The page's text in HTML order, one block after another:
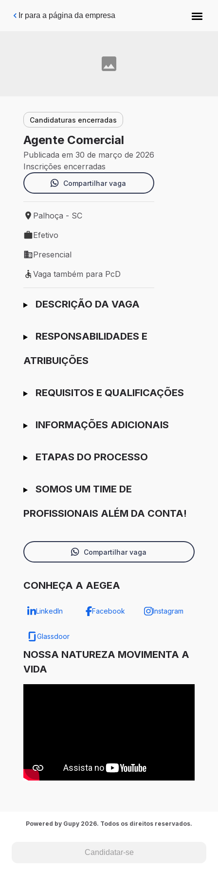
Pular para o conteúdo principal
Ir para a página da empresa
Candidaturas encerradas
Agente Comercial
Publicada em 30 de março de 2026
Inscrições encerradas
Compartilhar vaga
Local de trabalho: Palhoça - SC
Palhoça - SC
Tipo de vaga: Efetivo
Efetivo
Modelo de trabalho: Presencial
Presencial
Vaga também para PcD
Vaga também para PcD
Ir para candidatura
DESCRIÇÃO DA VAGA
RESPONSABILIDADES E
ATRIBUIÇÕES
REQUISITOS E QUALIFICAÇÕES
INFORMAÇÕES ADICIONAIS
ETAPAS DO PROCESSO
SOMOS UM TIME DE
PROFISSIONAIS ALÉM DA CONTA!
Compartilhar vaga
CONHEÇA A AEGEA
LinkedIn Facebook Instagram
Glassdoor
NOSSA NATUREZA MOVIMENTA A
VIDA
Candidatar-se
Powered by Gupy 2026. Todos os direitos reservados.